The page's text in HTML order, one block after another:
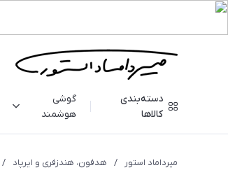
دسته‌بندی
کالاها
گوشی
هوشمند
میرداماد استور / هدفون، هندزفری و ایرپاد /